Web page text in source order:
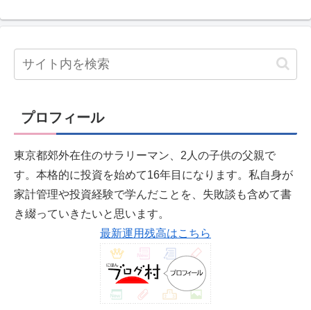
プロフィール
東京都郊外在住のサラリーマン、2人の子供の父親で
す。本格的に投資を始めて16年目になります。私自身が
家計管理や投資経験で学んだことを、失敗談も含めて書
き綴っていきたいと思います。
最新運用残高はこちら